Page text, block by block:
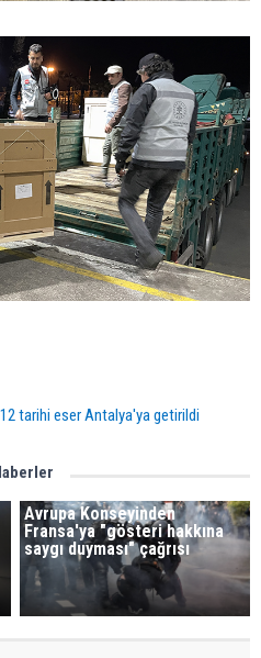
tarihi eser Antalya'ya getirildi
Avrupa Konseyinden
Fransa'ya "gösteri hakkına
saygı duyması" çağrısı